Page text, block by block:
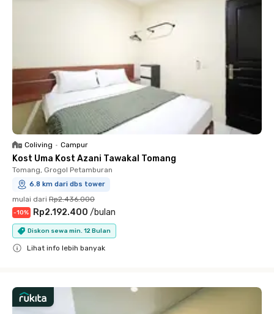
Coliving • Campur
Kost Uma Kost Azani Tawakal Tomang
Tomang, Grogol Petamburan
6.8 km dari dbs tower
mulai dari Rp2.436.000
-10% Rp2.192.400 /bulan
Diskon sewa min. 12 Bulan
Lihat info lebih banyak